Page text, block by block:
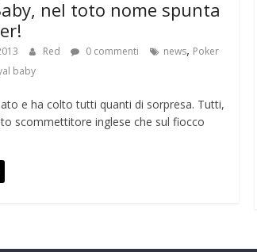
nel toto nome spunta
Red 0 commenti news, Poker
baby
e ha colto tutti quanti di sorpresa. Tutti,
scommettitore inglese che sul fiocco